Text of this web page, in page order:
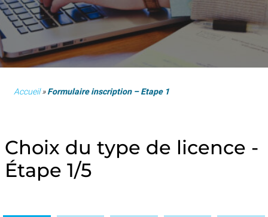
Accueil»Formulaire inscription – Etape 1
Choix du type de licence -
Étape 1/5